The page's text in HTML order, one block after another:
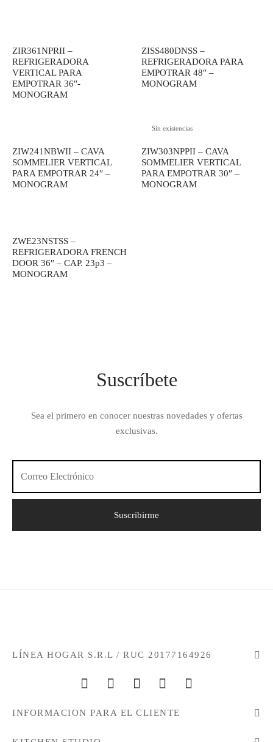
ZIR361NPRII –
REFRIGERADORA
VERTICAL PARA
EMPOTRAR 36″-
MONOGRAM
ZISS480DNSS –
REFRIGERADORA PARA
EMPOTRAR 48″ –
MONOGRAM
ZIW241NBWII – CAVA
SOMMELIER VERTICAL
PARA EMPOTRAR 24″ –
MONOGRAM
Sin existencias
ZIW303NPPII – CAVA
SOMMELIER VERTICAL
PARA EMPOTRAR 30″ –
MONOGRAM
ZWE23NSTSS –
REFRIGERADORA FRENCH
DOOR 36″ – CAP. 23p3 –
MONOGRAM
Suscríbete
Sea el primero en conocer nuestras novedades y ofertas
exclusivas.
LÍNEA HOGAR S.R.L / RUC 20177164926
INFORMACION PARA EL CLIENTE